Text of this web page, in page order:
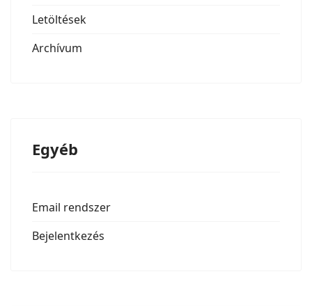
Letöltések
Archívum
Egyéb
Email rendszer
Bejelentkezés